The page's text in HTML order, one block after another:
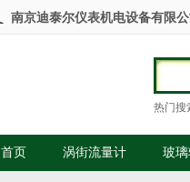
南京迪泰尔仪表机电设备有限
热门搜
首页 涡街流量计 玻